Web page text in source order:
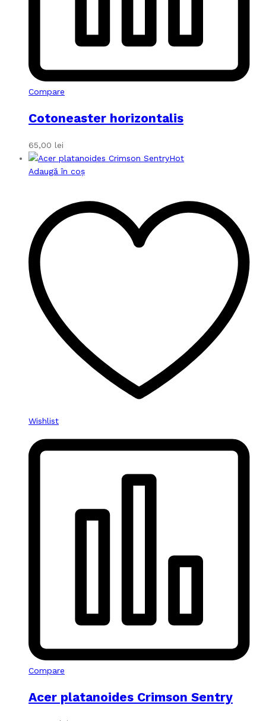
Compare
Cotoneaster horizontalis
65,00 lei
Hot
Adaugă în coș
Wishlist
Compare
Acer platanoides Crimson Sentry